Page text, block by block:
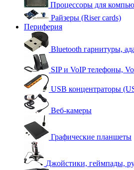
Процессоры для
Райзеры (Riser cards)
Периферия
Bluetooth гарнитуры,
SIP и VoIP телефоны,
USB концентраторы
Веб-камеры
Графические планшеты
Джойстики, геймпады,